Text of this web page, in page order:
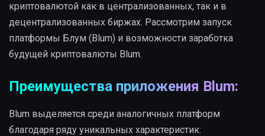
криптовалютой как в централизованных, так и в
децентрализованных биржах. Рассмотрим запуск
платформы Блум (Blum) и возможности заработка
будущей криптовалюты Blum.
Преимущества приложения Blum:
Blum выделяется среди аналогичных платформ
благодаря ряду уникальных характеристик: